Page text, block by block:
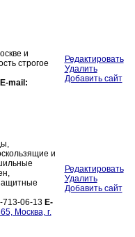
и
строгое
E-mail:
Редактировать
Удалить
Добавить сайт
и
713-06-13 E-
Москва, г.
Редактировать
Удалить
Добавить сайт